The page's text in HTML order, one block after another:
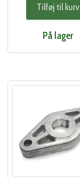
Tilføj til kurv
På lager